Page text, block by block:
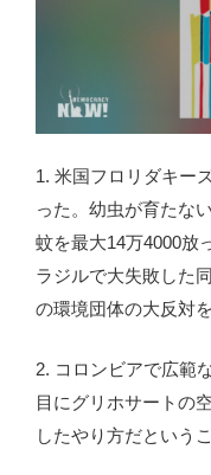
1. 米国フロリダキー
った。幼虫が育たな
蚊を最大14万4000放
ラジルで大失敗した
の環境団体の大反対
2. コロンビアで広範
目にグリホサートの
したやり方だという